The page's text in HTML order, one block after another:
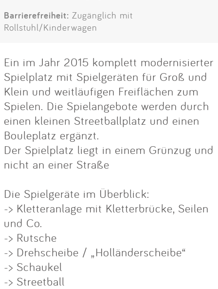
Barrierefreiheit: Zugänglich mit
Rollstuhl/Kinderwagen
Ein im Jahr 2015 komplett modernisierter
Spielplatz mit Spielgeräten für Groß und
Klein und weitläufigen Freiflächen zum
Spielen. Die Spielangebote werden durch
einen kleinen Streetballplatz und einen
Bouleplatz ergänzt.
Der Spielplatz liegt in einem Grünzug und
nicht an einer Straße
Die Spielgeräte im Überblick:
-> Kletteranlage mit Kletterbrücke, Seilen
und Co.
-> Rutsche
-> Drehscheibe / „Holländerscheibe“
-> Schaukel
-> Streetball